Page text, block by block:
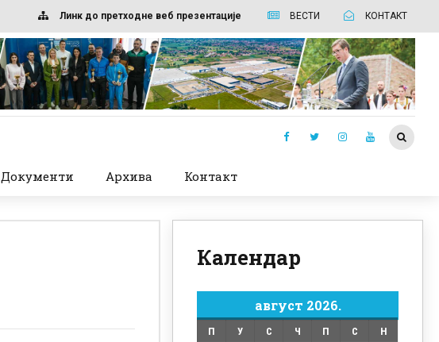
Линк до претходне веб презентације ВЕСТИ КОНТАКТ
Документи Архива Контакт
Календар
август 2026.
П У С Ч П С
Н